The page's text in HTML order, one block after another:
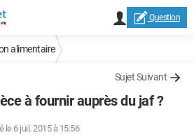
Question
alimentaire
Sujet Suivant
à fournir auprès du jaf ?
le 6 juil. 2015 à 15:56